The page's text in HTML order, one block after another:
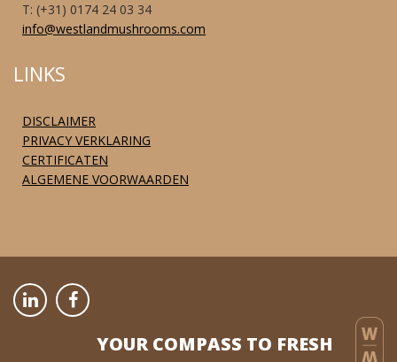
T: (+31) 0174 24 03 34
info@westlandmushrooms.com
LINKS
DISCLAIMER
PRIVACY VERKLARING
CERTIFICATEN
ALGEMENE VOORWAARDEN
YOUR COMPASS TO FRESH